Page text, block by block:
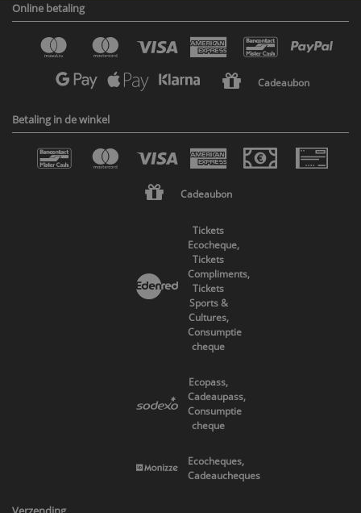
Online betaling
Cadeaubon
Betaling in de winkel
Cadeaubon
Tickets
Ecocheque,
Tickets
Compliments,
Tickets
Sports &
Cultures,
Consumptie
cheque
Ecopass,
Cadeaupass,
Consumptie
cheque
Ecocheques,
Cadeaucheques